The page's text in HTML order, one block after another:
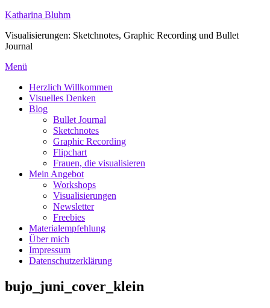
Zum
springen
Katharina Bluhm
Visualisierungen: Sketchnotes, Graphic Recording und Bullet
Journal
Menü
Herzlich Willkommen
Visuelles Denken
Blog
Bullet Journal
Sketchnotes
Graphic Recording
Flipchart
Frauen, die visualisieren
Mein Angebot
Workshops
Visualisierungen
Newsletter
Freebies
Materialempfehlung
Über mich
Impressum
Datenschutzerklärung
bujo_juni_cover_klein